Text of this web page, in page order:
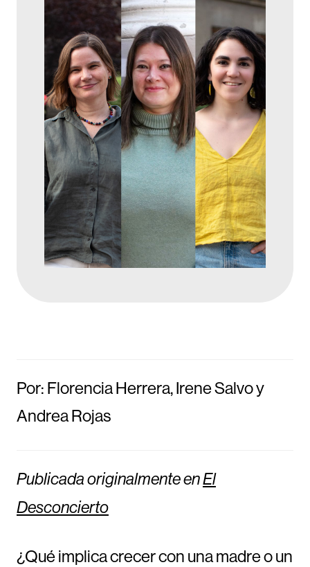
Por: Florencia Herrera, Irene Salvo y
Andrea Rojas
Publicada originalmente enEl
Desconcierto
¿Qué implica crecer con una madre o un